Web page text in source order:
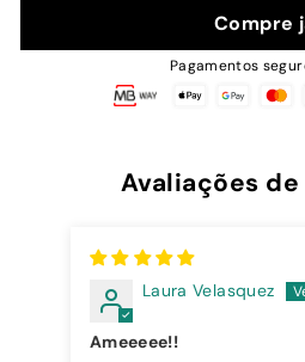
Compre
Pagamentos
Avaliações
Laura Velasquez
Ameeeee!!